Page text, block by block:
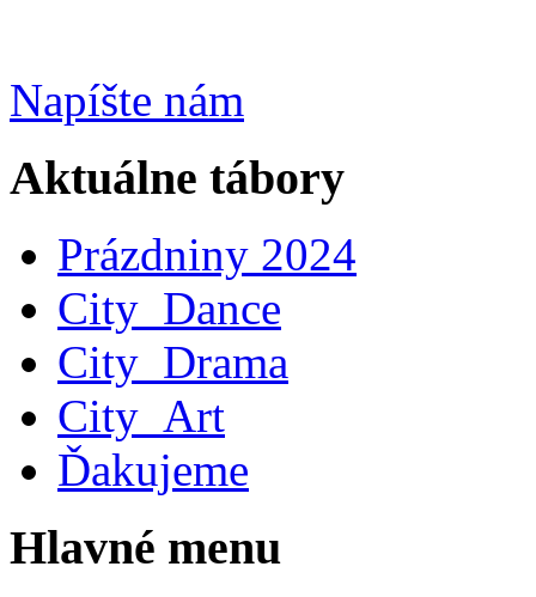
Napíšte nám
Aktuálne tábory
Prázdniny 2024
City_Dance
City_Drama
City_Art
Ďakujeme
Hlavné menu